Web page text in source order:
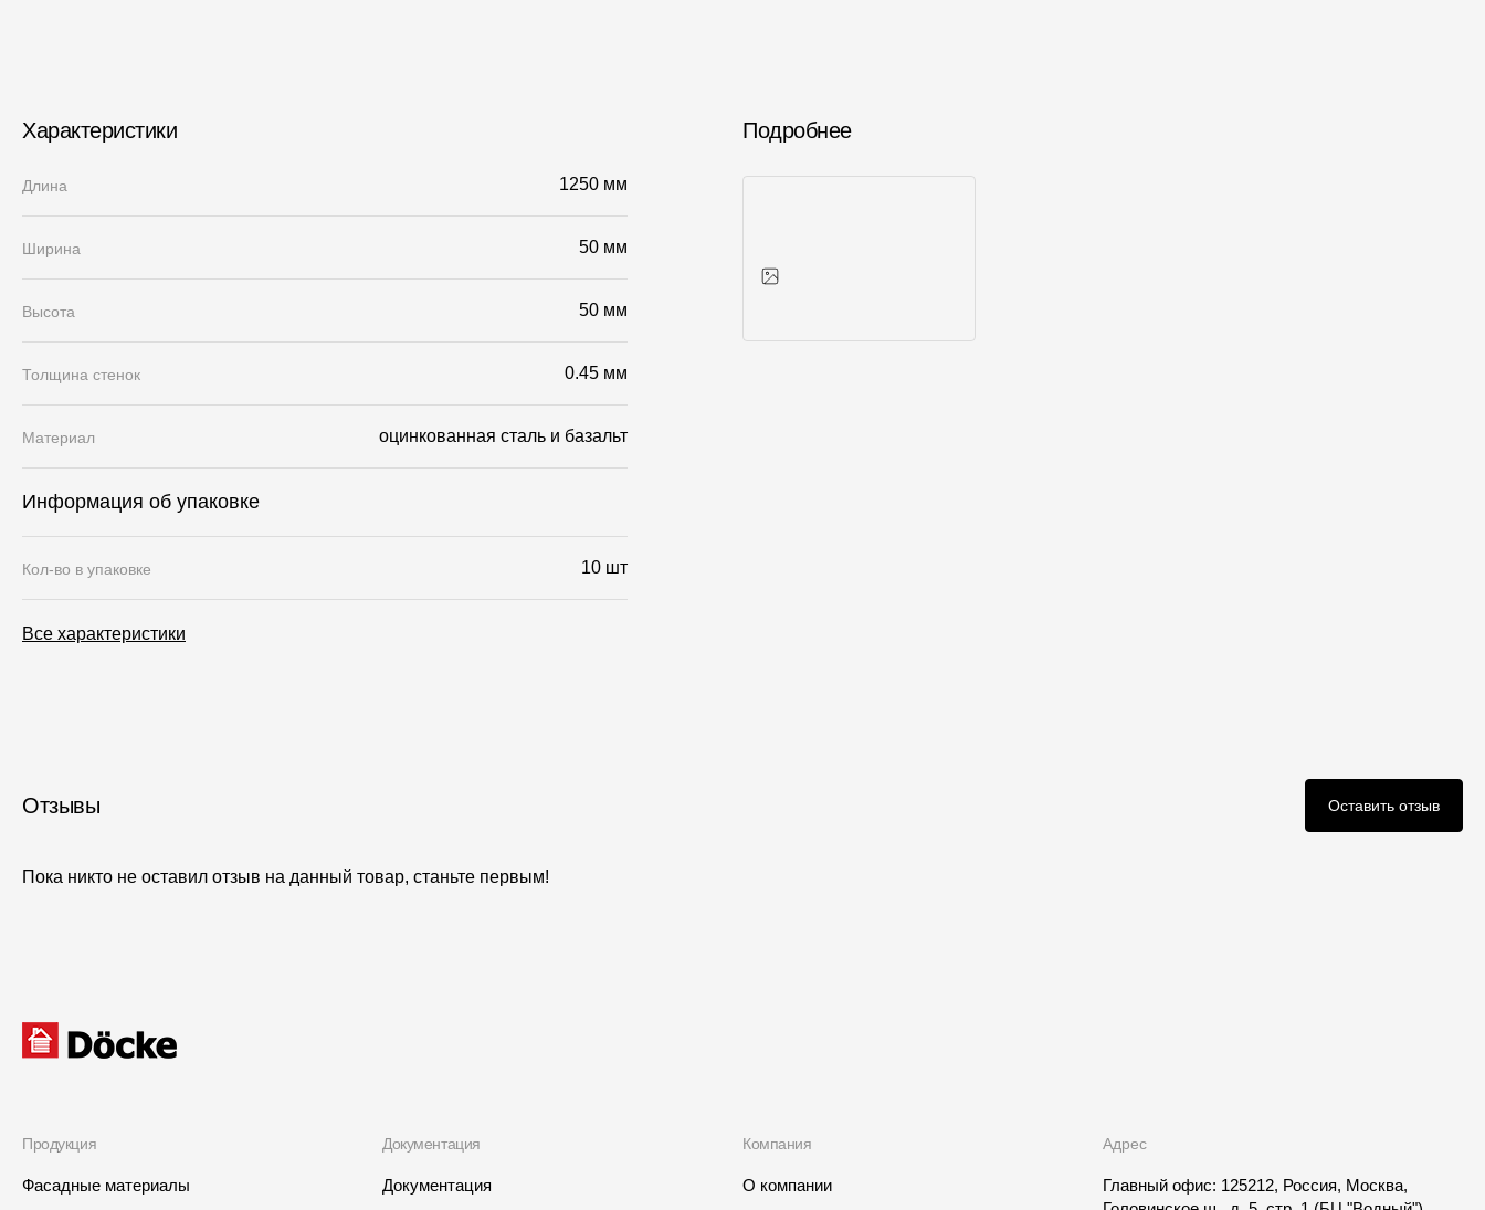
Характеристики
Длина 1250 мм
Ширина 50 мм
Высота 50 мм
Толщина стенок 0.45 мм
Материал оцинкованная сталь и базальт
Информация об упаковке
Кол-во в упаковке 10 шт
Все характеристики
Подробнее
Отзывы Оставить отзыв
Пока никто не оставил отзыв на данный товар, станьте первым!
Продукция
Фасадные материалы
Документация
Документация
Компания
О компании
Адрес
Главный офис: 125212, Россия, Москва,